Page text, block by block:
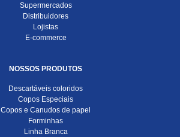
Supermercados
Distribuidores
Lojistas
E-commerce
NOSSOS PRODUTOS
Descartáveis coloridos
Copos Especiais
Copos e Canudos de papel
Forminhas
Linha Branca